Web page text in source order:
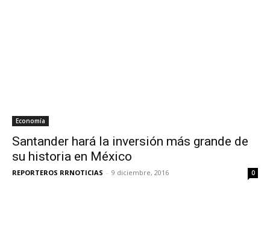
Economía
Santander hará la inversión más grande de
su historia en México
REPORTEROS RRNOTICIAS - 9 diciembre, 2016 0